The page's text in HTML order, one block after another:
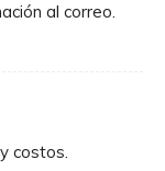
al correo.
costos.